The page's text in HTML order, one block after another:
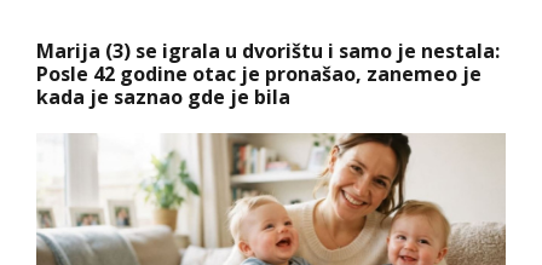
Marija (3) se igrala u dvorištu i samo je nestala:
Posle 42 godine otac je pronašao, zanemeo je
kada je saznao gde je bila